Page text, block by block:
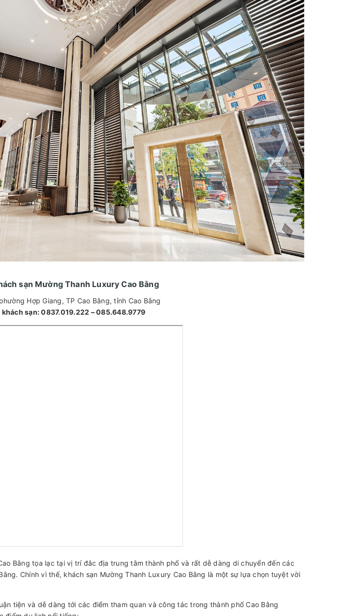
sạn Mường Thanh Luxury Cao Bằng
Hợp Giang, TP Cao Bằng, tỉnh Cao Bằng
sạn: 0837.019.222 – 085.648.9779
Bằng tọa lạc tại vị trí đắc địa trung tâm thành phố và rất dễ dàng di chuyển đến các
Chính vì thế, khách sạn Mường Thanh Luxury Cao Bằng là một sự lựa chọn tuyệt vời
tiện và dễ dàng tới các điểm tham quan và công tác trong thành phố Cao Bằng